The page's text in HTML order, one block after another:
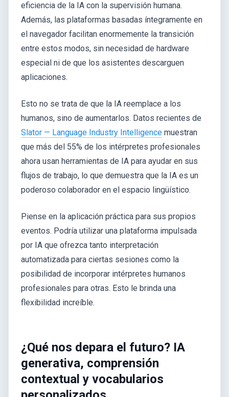
eficiencia de la IA con la supervisión humana.
Además, las plataformas basadas íntegramente en
el navegador facilitan enormemente la transición
entre estos modos, sin necesidad de hardware
especial ni de que los asistentes descarguen
aplicaciones.
Esto no se trata de que la IA reemplace a los
humanos, sino de aumentarlos. Datos recientes de
Slator — Language Industry Intelligence muestran
que más del 55% de los intérpretes profesionales
ahora usan herramientas de IA para ayudar en sus
flujos de trabajo, lo que demuestra que la IA es un
poderoso colaborador en el espacio lingüístico.
Piense en la aplicación práctica para sus propios
eventos. Podría utilizar una plataforma impulsada
por IA que ofrezca tanto interpretación
automatizada para ciertas sesiones como la
posibilidad de incorporar intérpretes humanos
profesionales para otras. Esto le brinda una
flexibilidad increíble.
¿Qué nos depara el futuro? IA
generativa, comprensión
contextual y vocabularios